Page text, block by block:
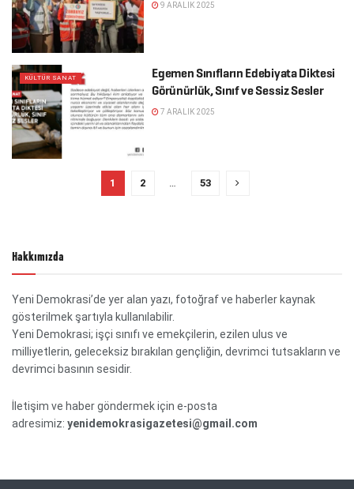
9 ARALIK 2025
KÜLTÜR SANAT
Egemen Sınıfların Edebiyata Diktesi
Görünürlük, Sınıf ve Sessiz Sesler
7 ARALIK 2025
1 2 … 53
Hakkımızda
Yeni Demokrasi’de yer alan yazı, fotoğraf ve haberler kaynak
gösterilmek şartıyla kullanılabilir.
Yeni Demokrasi; işçi sınıfı ve emekçilerin, ezilen ulus ve
milliyetlerin, geleceksiz bırakılan gençliğin, devrimci tutsakların ve
devrimci basının sesidir.
İletişim ve haber göndermek için e-posta
adresimiz: yenidemokrasigazetesi@gmail.com